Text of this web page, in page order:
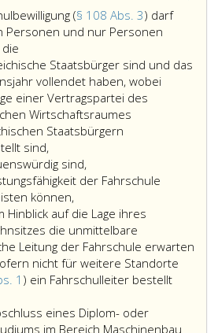
(§ 108 Abs. 3) darf
Personen und nur Personen
Fahrschulbewilligung
(Paragraph
108,
Absatz
3,)
darf
nur
natürlichen
Personen
und
nur
Personen
erteilt
werden,
Staatsbürger sind und das
vollendet haben, wobei
einer Vertragspartei des
Wirtschaftsraumes
Staatsbürgern
sind,
sind,
der Fahrschule
können,
Hinblick auf die Lage ihres
die unmittelbare
Leitung der Fahrschule erwarten
nicht für weitere Standorte
1 ) ein Fahrschulleiter bestellt
eines Diplom- oder
im Bereich Maschinenbau